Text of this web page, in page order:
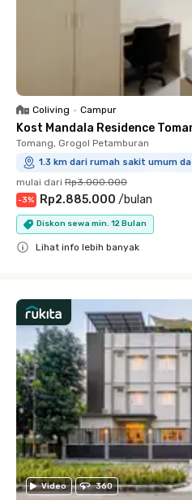
Coliving • Campur
Kost Mandala Residence
Tomang, Grogol Petamburan
1.3 km dari rumah sakit umum
mulai dari Rp3.000.000
-3% Rp2.885.000 /bulan
Diskon sewa min. 12 Bulan
Lihat info lebih banyak
Video 360